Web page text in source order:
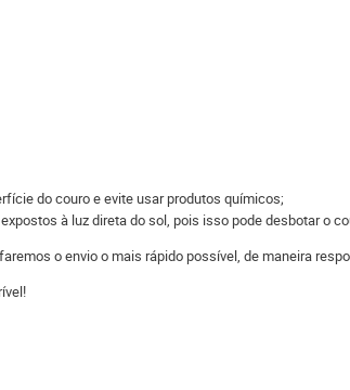
do couro e evite usar produtos químicos;
à luz direta do sol, pois isso pode desbotar o
o envio o mais rápido possível, de maneira